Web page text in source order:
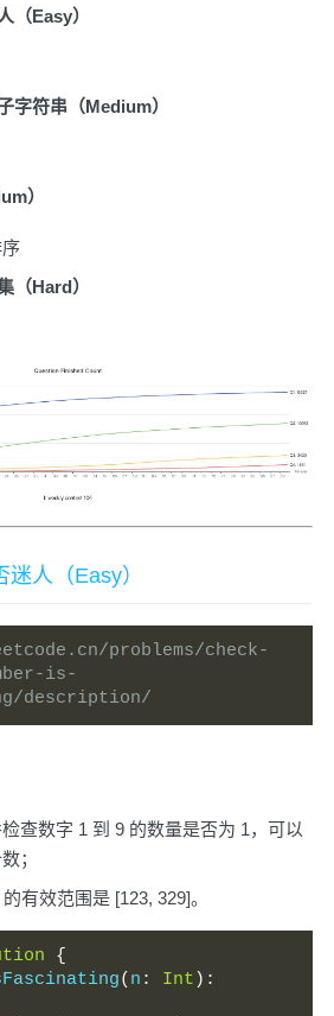
（Easy）
字符串（Medium）
）
（Hard）
人（Easy）
problems/check-
is-
description/
查数字 1 到 9 的数量是否为 1，可以
；
有效范围是 [123, 329]。
{
isFascinating
( n : Int ):